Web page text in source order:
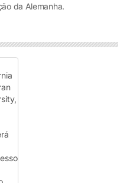
da Alemanha.